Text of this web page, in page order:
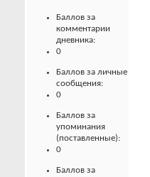
Баллов за
комментарии
дневника:
0
Баллов за личные
сообщения:
0
Баллов за
упоминания
(поставленные):
0
Баллов за